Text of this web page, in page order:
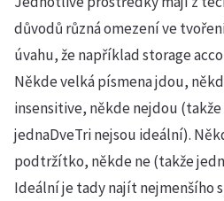
důvodů různá omezení ve
úvahu, že například storage
Někde velká písmena jdou,
insensitive, někde nejdou
jednaDveTri nejsou ideální).
podtržítko, někde ne (takže
Ideální je tady najít nejmenšího